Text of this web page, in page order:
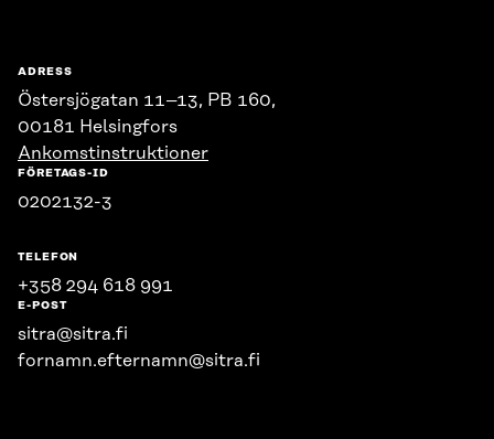
ADRESS
Östersjögatan 11–13, PB 160,
00181 Helsingfors
Ankomstinstruktioner
FÖRETAGS-ID
0202132-3
TELEFON
+358 294 618 991
E-POST
sitra@sitra.fi
fornamn.efternamn@sitra.fi